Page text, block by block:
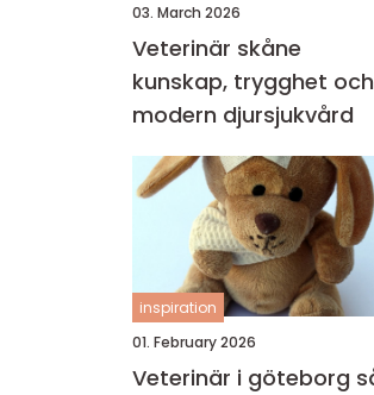
03. March 2026
Veterinär skåne
kunskap, trygghet och
modern djursjukvård
inspiration
01. February 2026
Veterinär i göteborg så